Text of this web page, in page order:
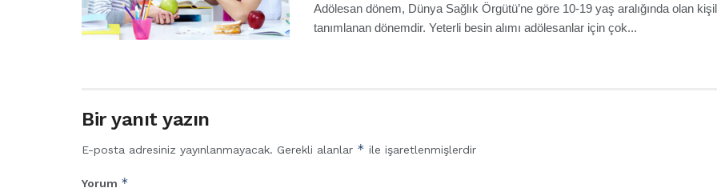
Adölesan dönem, Dünya Sağlık Örgütü’ne göre 10-19 yaş aralığında olan
tanımlanan dönemdir. Yeterli besin alımı adölesanlar için çok...
Bir yanıt yazın
E-posta adresiniz yayınlanmayacak. Gerekli alanlar * ile işaretlenmişlerdir
Yorum *